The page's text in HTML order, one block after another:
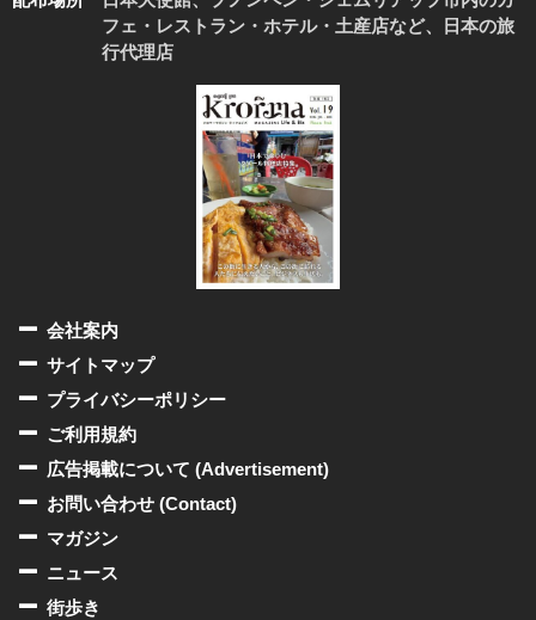
フェ・レストラン・ホテル・土産店など、日本の旅
行代理店
会社案内
サイトマップ
プライバシーポリシー
ご利用規約
広告掲載について (Advertisement)
お問い合わせ (Contact)
マガジン
ニュース
街歩き